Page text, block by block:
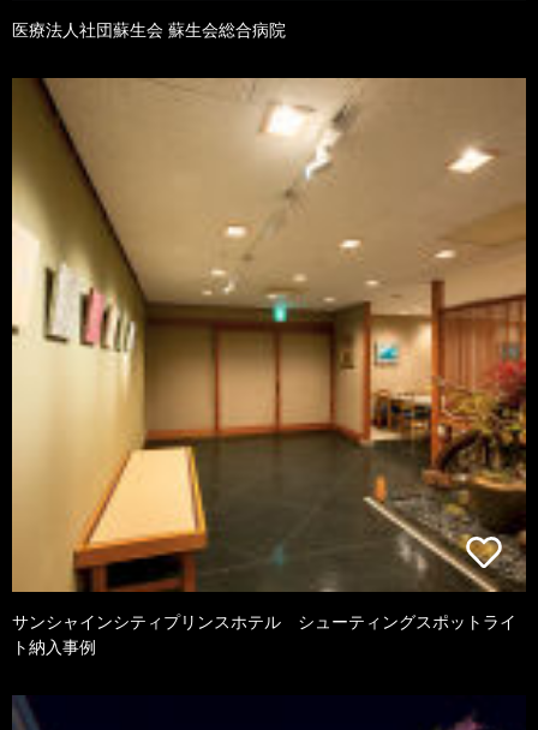
医療法人社団蘇生会 蘇生会総合病院
サンシャインシティプリンスホテル シューティングスポットライ
ト納入事例